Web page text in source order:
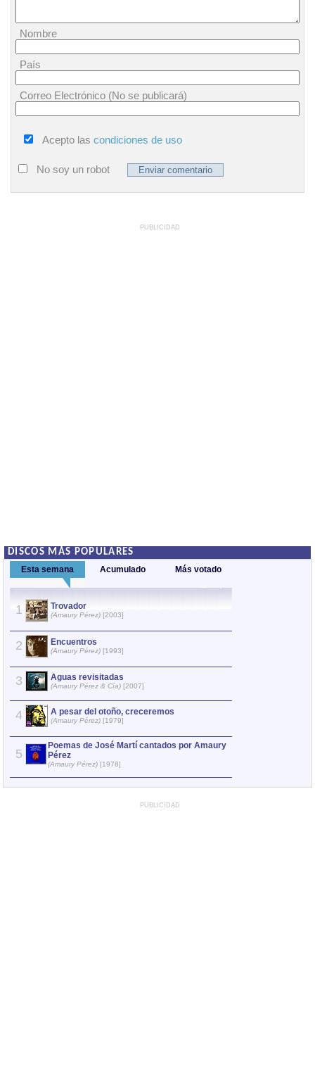
Nombre
País
Correo Electrónico (No se publicará)
Acepto las condiciones de uso
No soy un robot
PUBLICIDAD
DISCOS MÁS POPULARES
Esta semana Acumulado Más votado
1 Trovador
(Amaury Pérez) [2003]
2 Encuentros
(Amaury Pérez) [1993]
3 Aguas revisitadas
(Amaury Pérez & Cía) [2007]
4 A pesar del otoño, creceremos
(Amaury Pérez) [1979]
5
Poemas de José Martí cantados por Amaury
Pérez
(Amaury Pérez) [1978]
PUBLICIDAD